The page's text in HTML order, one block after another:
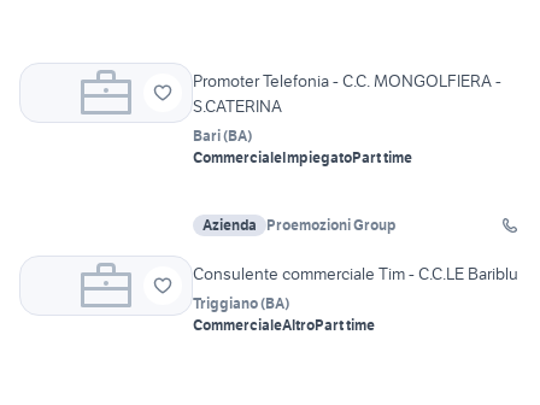
Promoter Telefonia - C.C. MONGOLFIERA -
S.CATERINA
Bari(BA)
CommercialeImpiegatoPart time
Azienda Proemozioni Group
Consulente commerciale Tim - C.C.LE Bariblu
Triggiano(BA)
CommercialeAltroPart time